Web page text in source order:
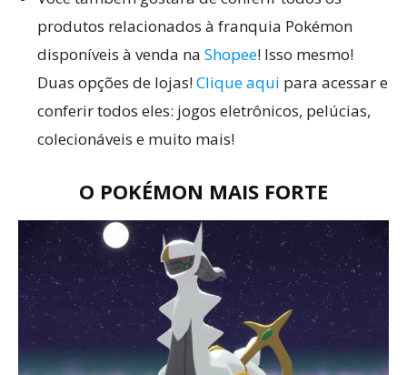
produtos relacionados à franquia Pokémon
disponíveis à venda na Shopee! Isso mesmo!
Duas opções de lojas!Clique aqui para acessar e
conferir todos eles: jogos eletrônicos, pelúcias,
colecionáveis e muito mais!
O POKÉMON MAIS FORTE